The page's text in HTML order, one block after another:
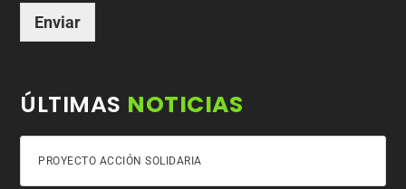
Enviar
ÚLTIMAS NOTICIAS
PROYECTO ACCIÓN SOLIDARIA